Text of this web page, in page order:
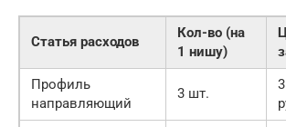
Статья расходов
Кол-во (на
1 нишу)
Профиль
направляющий
3 шт.